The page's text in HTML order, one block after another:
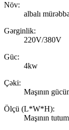
Növ:
albalı
Gərginlik:
220V/380V
Güc:
4kw
Çəki:
Maşının
Ölçü (L*W*H):
Maşının